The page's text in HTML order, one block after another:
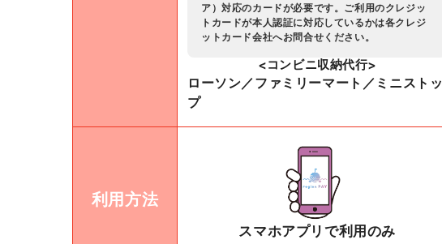
利用方法
ア）対応のカードが必要です。ご利用のクレジッ
トカードが本人認証に対応しているかは各クレジ
ットカード会社へお問合せください。
<コンビニ収納代行>
ローソン／ファミリーマート／ミニストッ
プ
スマホアプリで利用のみ